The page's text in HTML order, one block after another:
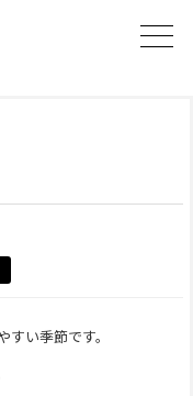
い季節です。